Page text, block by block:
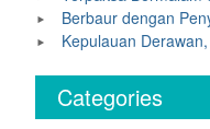
Berbaur dengan
Kepulauan
Categories